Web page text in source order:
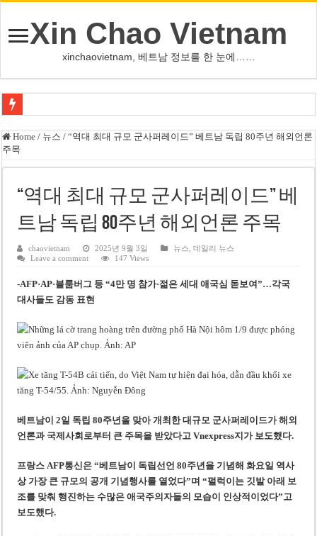
Xin Chao Vietnam
xinchaovietnam, 베트남 정보를 한 눈에……
하노이-하이퐁 고속도로 차량 투석 용의자 신원 확인
베트남 증시 업그레이드, 수십억 달러 유입 전망…수혜주는
하노이 쌍둥이 타워 99층 부지 현장…세계 최고층 빌딩 추진
하노이 부동산 시장, 아파트 선호도 급부상…토지·단독주택 주춤
베트남주식 SST, 2025년 현금 배당 80% 결정…과거 최대 350% 지급 이력
호주 젯스타, 내년부터 기내 수납칸 이용 유료화
베트남, 8월부터 토지·측량 처벌 강화… 기획사 코뮌 위원장 과태료 상한 50
호찌민시, 약 6,500㎡ 토지 용도변경 승인…리조트 개발 추진
Home / 뉴스 / “역대 최대 규모 군사퍼레이드” 베트남 독립 80주년 해외언론
주목
“역대 최대 규모 군사퍼레이드” 베
트남 독립 80주년 해외언론 주목
chaovietnam 2025년 9월 3일 뉴스 ,데일리 뉴스
Leave a comment
147 Views
-AFP·AP·블룸버그 등 “4만 명 참가·젊은 세대 애국심 돋보여”…각국
대사들도 감동 표현
베트남이 2일 독립 80주년을 맞아 개최한 대규모 군사퍼레이드가 해외
언론과 국제사회로부터 큰 주목을 받았다고 Vnexpress지가 보도했다.
프랑스 AFP통신은 “베트남이 독립선언 80주년을 기념해 화요일 역사
상 가장 큰 규모의 공개 기념행사를 열었다”며 “펄럭이는 깃발 아래 보
조를 맞춰 행진하는 수많은 애국주의자들의 모습이 인상적이었다”고
보도했다.